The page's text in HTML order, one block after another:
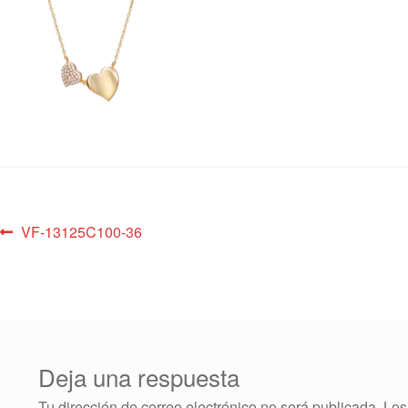
VF-13125C100-36
Deja una respuesta